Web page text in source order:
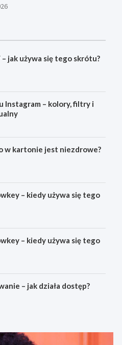
– jak używa się tego skrótu?
Instagram – kolory, filtry i
w kartonie jest niezdrowe?
– kiedy używa się tego
– kiedy używa się tego
– jak działa dostęp?